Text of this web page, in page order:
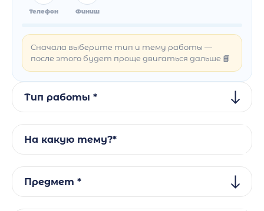
Телефон Финиш
Сначала выберите тип и тему работы —
после этого будет проще двигаться дальше 📘
Тип работы *
На какую тему?*
Предмет *